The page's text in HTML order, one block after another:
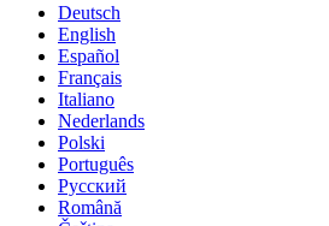
Deutsch
English
Español
Français
Italiano
Nederlands
Polski
Português
Pусский
Română